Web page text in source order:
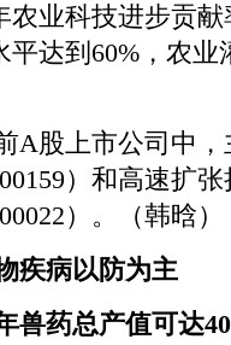
农业科技进步贡
平达到60%，农
A股上市公司中
）和高速扩
）。（韩晗）
疾病以防为主
兽药总产值可达